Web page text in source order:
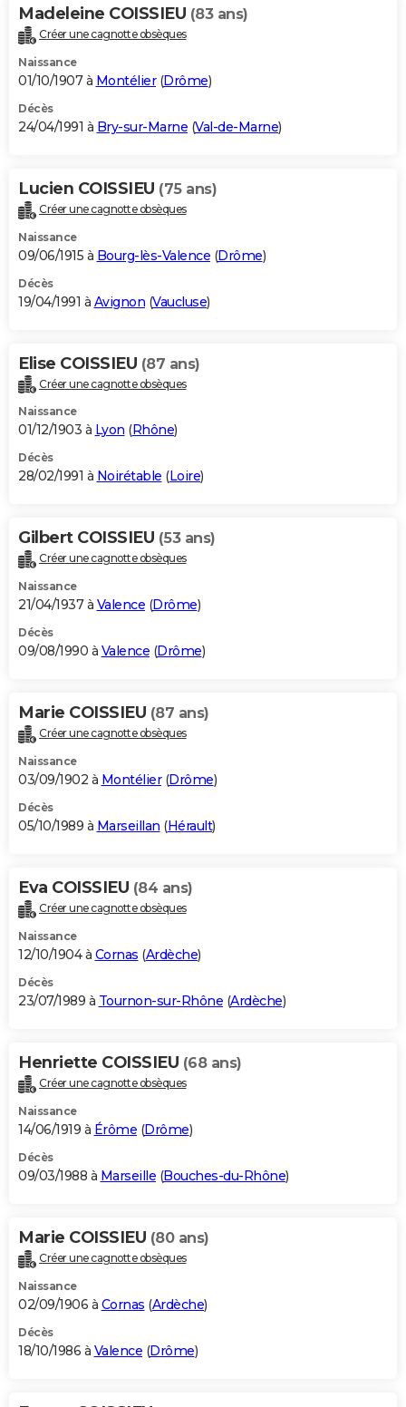
Madeleine COISSIEU (83 ans)
Créer une cagnotte obsèques
Naissance
01/10/1907 à Montélier(Drôme)
Décès
24/04/1991 à Bry-sur-Marne (Val-de-Marne)
Lucien COISSIEU (75 ans)
Créer une cagnotte obsèques
Naissance
09/06/1915 à Bourg-lès-Valence (Drôme)
Décès
19/04/1991 à Avignon (Vaucluse)
Elise COISSIEU (87 ans)
Créer une cagnotte obsèques
Naissance
01/12/1903 à Lyon (Rhône)
Décès
28/02/1991 à Noirétable (Loire)
Gilbert COISSIEU (53 ans)
Créer une cagnotte obsèques
Naissance
21/04/1937 à Valence (Drôme)
Décès
09/08/1990 à Valence (Drôme)
Marie COISSIEU (87 ans)
Créer une cagnotte obsèques
Naissance
03/09/1902 à Montélier(Drôme)
Décès
05/10/1989 à Marseillan (Hérault)
Eva COISSIEU (84 ans)
Créer une cagnotte obsèques
Naissance
12/10/1904 à Cornas (Ardèche)
Décès
23/07/1989 à Tournon-sur-Rhône (Ardèche)
Henriette COISSIEU (68 ans)
Créer une cagnotte obsèques
Naissance
14/06/1919 à Érôme (Drôme)
Décès
09/03/1988 à Marseille (Bouches-du-Rhône)
Marie COISSIEU (80 ans)
Créer une cagnotte obsèques
Naissance
02/09/1906 à Cornas (Ardèche)
Décès
18/10/1986 à Valence (Drôme)